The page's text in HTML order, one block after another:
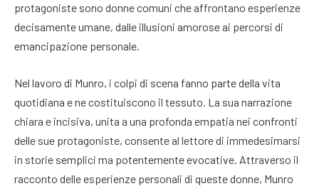
protagoniste sono donne comuni che affrontano esperienze
decisamente umane, dalle illusioni amorose ai percorsi di
emancipazione personale.
Nel lavoro di Munro, i colpi di scena fanno parte della vita
quotidiana e ne costituiscono il tessuto. La sua narrazione
chiara e incisiva, unita a una profonda empatia nei confronti
delle sue protagoniste, consente al lettore di immedesimarsi
in storie semplici ma potentemente evocative. Attraverso il
racconto delle esperienze personali di queste donne, Munro